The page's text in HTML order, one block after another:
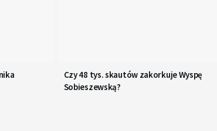
Czy 48 tys. skautów zakorkuje Wyspę
Sobieszewską?